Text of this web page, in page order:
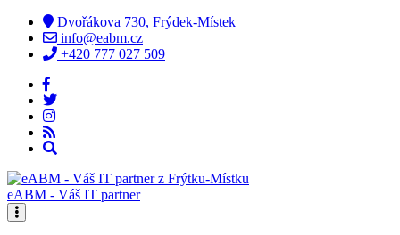
Dvořákova 730, Frýdek-Místek
info@eabm.cz
+420 777 027 509
eABM - Váš IT partner